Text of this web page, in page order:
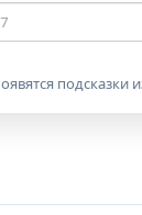
подсказки